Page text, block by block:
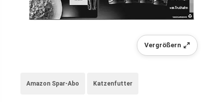
Vergrößern
Amazon Spar-Abo Katzenfutter